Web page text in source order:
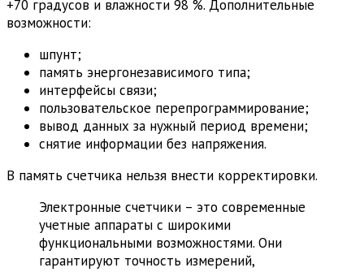
+70 градусов и влажности 98 %. Дополнительные
возможности:
шпунт;
память энергонезависимого типа;
интерфейсы связи;
пользовательское перепрограммирование;
вывод данных за нужный период времени;
снятие информации без напряжения.
В память счетчика нельзя внести корректировки.
Электронные счетчики – это современные
учетные аппараты с широкими
функциональными возможностями. Они
гарантируют точность измерений,